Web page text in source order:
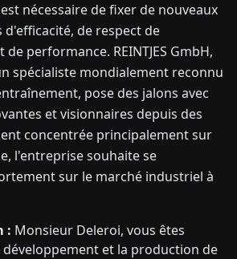
nécessaire de fixer de nouveaux
de respect de
performance. REINTJES GmbH,
spécialiste mondialement reconnu
pose des jalons avec
et visionnaires depuis des
concentrée principalement sur
l'entreprise souhaite se
sur le marché industriel à
: Monsieur Deleroi, vous êtes
développement et la production de